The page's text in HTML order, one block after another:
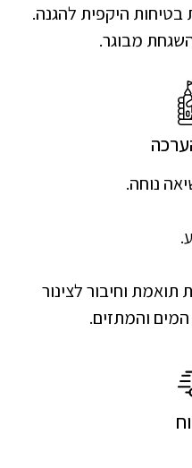
בטיחות היקפית להגנה.
נוחה.
וחיבור לצינור
והמתזים.